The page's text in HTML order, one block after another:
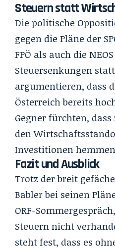
Steuern statt
Die politische
gegen die Pläne der
FPÖ als auch die
Steuersenkungen
argumentieren, dass
Österreich bereits
Gegner fürchten,
den
Investitionen
Fazit und Ausblick
Trotz der breit
Babler bei seinen
ORF-
Steuern nicht
steht fest, dass es